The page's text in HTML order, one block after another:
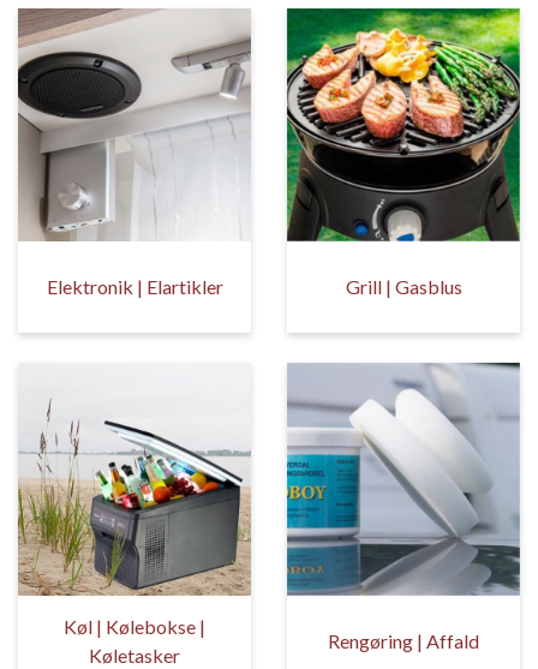
Elektronik | Elartikler Grill | Gasblus
Køl | Kølebokse |
Køletasker
Rengøring | Affald